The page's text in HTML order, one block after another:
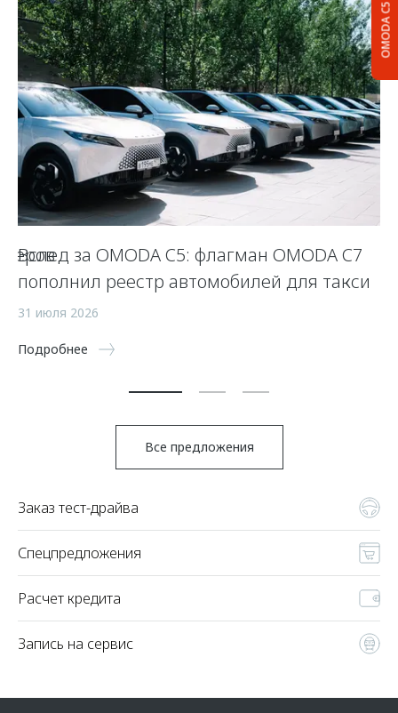
OMODA C5
Вслед за OMODA C5: флагман OMODA C7
пополнил реестр автомобилей для такси
31 июля 2026
Подробнее
Все предложения
Заказ тест-драйва
Спецпредложения
Расчет кредита
Запись на сервис